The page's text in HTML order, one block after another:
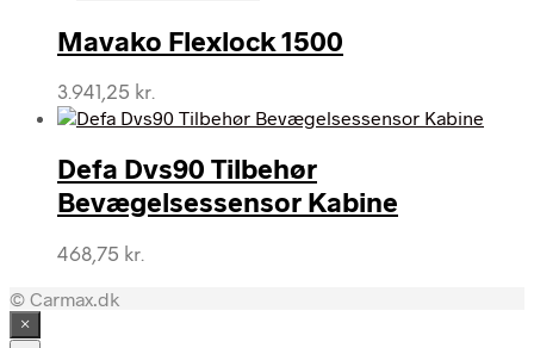
Mavako Flexlock 1500
3.941,25 kr.
Defa Dvs90 Tilbehør
Bevægelsessensor Kabine
468,75 kr.
© Carmax.dk
×